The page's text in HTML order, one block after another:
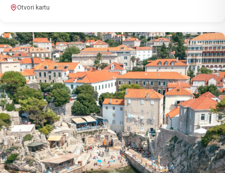
Otvori kartu